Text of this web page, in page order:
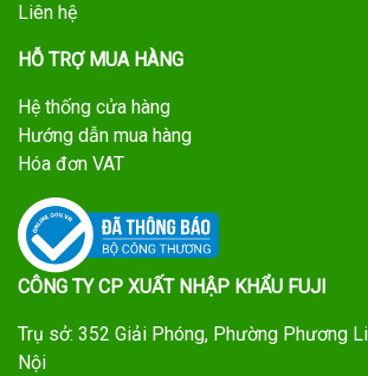
Liên hệ
HỖ TRỢ MUA HÀNG
Hệ thống cửa hàng
Hướng dẫn mua hàng
Hóa đơn VAT
CÔNG TY CP XUẤT NHẬP KHẨU FUJI
Trụ sở: 352 Giải Phóng, Phường Phương
Nội